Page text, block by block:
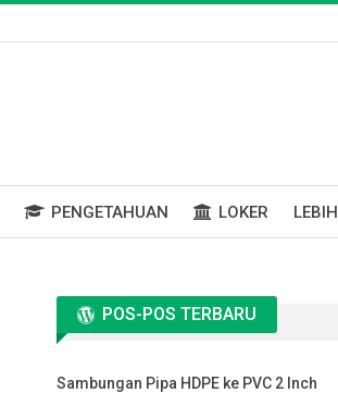
PENGETAHUAN LOKER LEBIH
POS-POS TERBARU
Sambungan Pipa HDPE ke PVC 2 Inch